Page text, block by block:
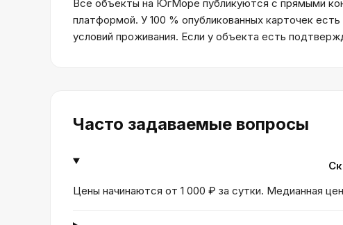
Все объекты на ЮгМоре публикуются с прямыми
платформой. У 100 % опубликованных карточек
условий проживания. Если у объекта есть
Часто задаваемые вопросы
Цены начинаются от 1 000 ₽ за сутки. Медианная